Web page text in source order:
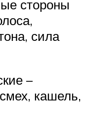
стороны
сила
–
кашель,